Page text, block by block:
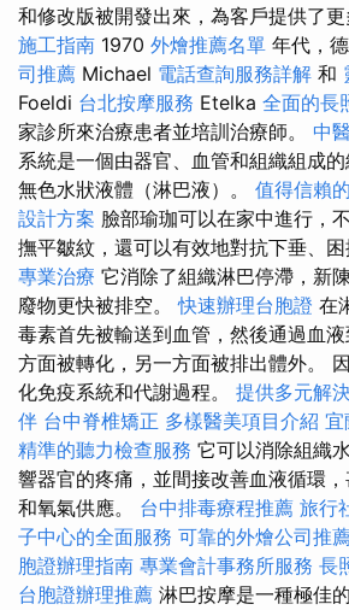
和修改版被開發出來，為客戶提供了更
施工指南 1970 外燴推薦名單 年代，
司推薦 Michael 電話查詢服務詳解 和
Foeldi 台北按摩服務 Etelka 全面的長
家診所來治療患者並培訓治療師。 中
系統是一個由器官、血管和組織組成
無色水狀液體（淋巴液）。 值得信賴
設計方案 臉部瑜珈可以在家中進行，
撫平皺紋，還可以有效地對抗下垂、困
專業治療 它消除了組織淋巴停滯，新
廢物更快被排空。快速辦理台胞證 在
毒素首先被輸送到血管，然後通過血
方面被轉化，另一方面被排出體外。
化免疫系統和代謝過程。 提供多元解
伴 台中脊椎矯正 多樣醫美項目介紹 宜
精準的聽力檢查服務 它可以消除組織
響器官的疼痛，並間接改善血液循環
和氧氣供應。 台中排毒療程推薦 旅行
子中心的全面服務 可靠的外燴公司推
胞證辦理指南 專業會計事務所服務 長
台胞證辦理推薦 淋巴按摩是一種極佳